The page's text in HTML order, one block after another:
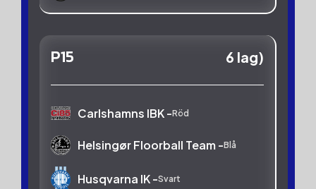
P15 6 lag)
Carlshamns IBK -Röd
Helsingør Floorball Team -Blå
Husqvarna IK -Svart